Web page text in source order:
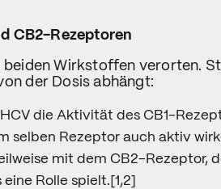
CB2-Rezeptoren
Wirkstoffen verorten.
der Dosis abhängt:
die Aktivität des CB1-
selben Rezeptor auch aktiv
mit dem CB2-Rezeptor,
Rolle spielt.[1,2]